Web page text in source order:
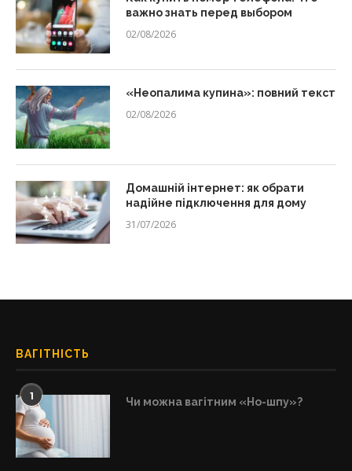
важно знать перед выбором
02/08/2026
«Неопалима купина»: повний текст
02/08/2026
Домашній інтернет: як обрати
надійне підключення для дому
31/07/2026
ВАГІТНІСТЬ
1 Чи можна вагітним «Но-шпу»?